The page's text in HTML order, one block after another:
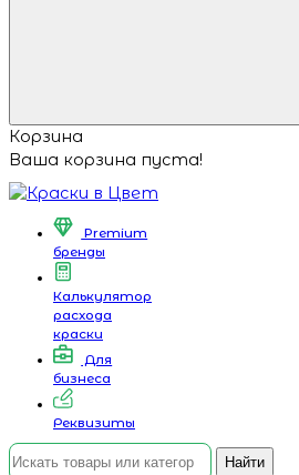
Корзина
Ваша корзина пуста!
Premium
бренды
Калькулятор
расхода
краски
Для
бизнеса
Реквизиты
Найти